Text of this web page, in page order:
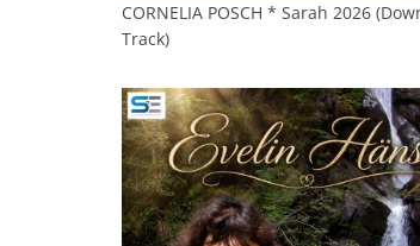
CORNELIA POSCH * Sarah 2026
Track)